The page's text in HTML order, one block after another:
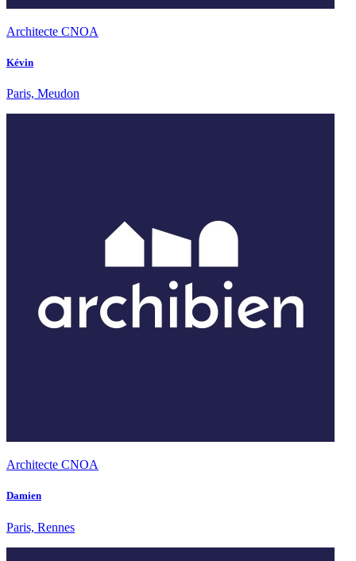
Architecte CNOA
Kévin
Paris, Meudon
Architecte CNOA
Damien
Paris, Rennes